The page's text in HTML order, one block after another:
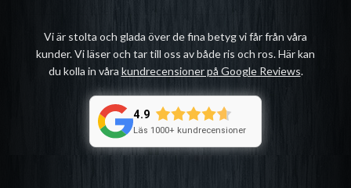
Vi är stolta och glada över de fina betyg vi får från våra
kunder. Vi läser och tar till oss av både ris och ros. Här kan
du kolla in våra kundrecensioner på Google Reviews.
4.9
Läs 1000+ kundrecensioner